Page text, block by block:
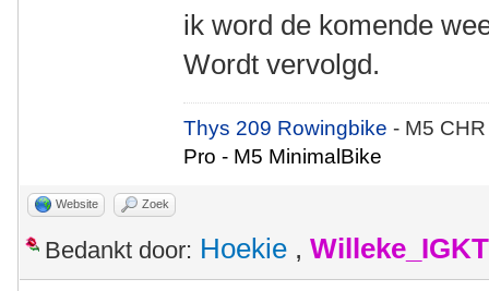
ik word de komende
Wordt vervolgd.
Thys 209 Rowingbike- M5
Pro - M5 MinimalBike
Website Zoek
Bedankt door: Hoekie , Willeke_IGKT